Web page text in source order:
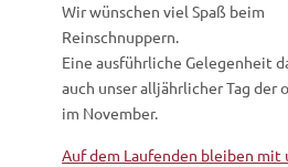
Wir wünschen viel Spaß beim
Reinschnuppern.
Eine ausführliche Gelegenheit
auch unser alljährlicher Tag der
im November.
Auf dem Laufenden bleiben mit